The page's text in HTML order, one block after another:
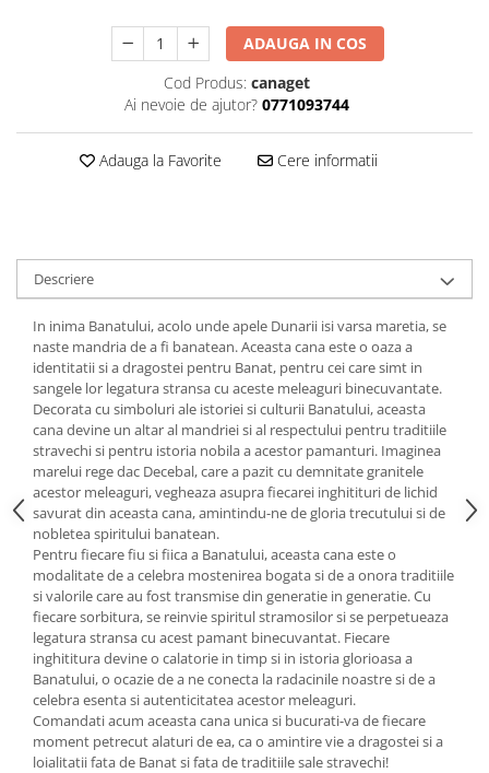
ADAUGA IN COS
Cod Produs: canaget
Ai nevoie de ajutor? 0771093744
Adauga la Favorite Cere informatii
Descriere
In inima Banatului, acolo unde apele Dunarii isi varsa maretia, se
naste mandria de a fi banatean. Aceasta cana este o oaza a
identitatii si a dragostei pentru Banat, pentru cei care simt in
sangele lor legatura stransa cu aceste meleaguri binecuvantate.
Decorata cu simboluri ale istoriei si culturii Banatului, aceasta
cana devine un altar al mandriei si al respectului pentru traditiile
stravechi si pentru istoria nobila a acestor pamanturi. Imaginea
marelui rege dac Decebal, care a pazit cu demnitate granitele
acestor meleaguri, vegheaza asupra fiecarei inghitituri de lichid
savurat din aceasta cana, amintindu-ne de gloria trecutului si de
nobletea spiritului banatean.
Pentru fiecare fiu si fiica a Banatului, aceasta cana este o
modalitate de a celebra mostenirea bogata si de a onora traditiile
si valorile care au fost transmise din generatie in generatie. Cu
fiecare sorbitura, se reinvie spiritul stramosilor si se perpetueaza
legatura stransa cu acest pamant binecuvantat. Fiecare
inghititura devine o calatorie in timp si in istoria glorioasa a
Banatului, o ocazie de a ne conecta la radacinile noastre si de a
celebra esenta si autenticitatea acestor meleaguri.
Comandati acum aceasta cana unica si bucurati-va de fiecare
moment petrecut alaturi de ea, ca o amintire vie a dragostei si a
loialitatii fata de Banat si fata de traditiile sale stravechi!